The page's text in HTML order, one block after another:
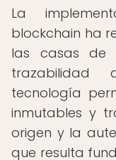
La
blockchain ha
las casas de
trazabilidad
tecnología
inmutables y
origen y la
que resulta